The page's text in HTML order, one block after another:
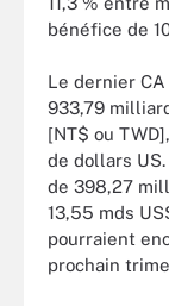
bénéfice de
Le dernier
933,79
[NT$ ou
de dollars
de 398,27
13,55 mds
pourraient
prochain